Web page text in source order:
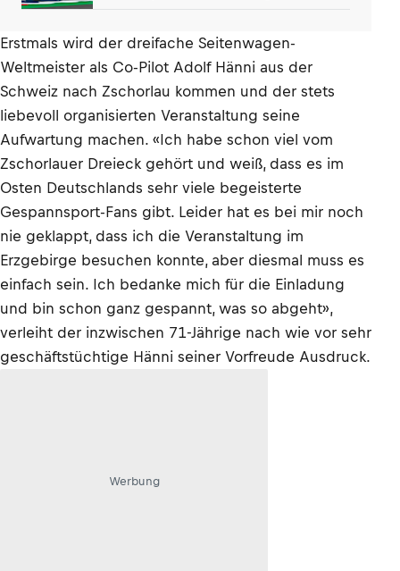
Erstmals wird der dreifache Seitenwagen-
Weltmeister als Co-Pilot Adolf Hänni aus der
Schweiz nach Zschorlau kommen und der stets
liebevoll organisierten Veranstaltung seine
Aufwartung machen. «Ich habe schon viel vom
Zschorlauer Dreieck gehört und weiß, dass es im
Osten Deutschlands sehr viele begeisterte
Gespannsport-Fans gibt. Leider hat es bei mir noch
nie geklappt, dass ich die Veranstaltung im
Erzgebirge besuchen konnte, aber diesmal muss es
einfach sein. Ich bedanke mich für die Einladung
und bin schon ganz gespannt, was so abgeht»,
verleiht der inzwischen 71-Jährige nach wie vor sehr
geschäftstüchtige Hänni seiner Vorfreude Ausdruck.
Werbung